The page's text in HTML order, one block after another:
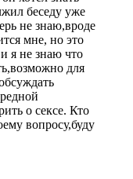
беседу уже
не знаю,вроде
мне, но это
я не знаю что
для
о сексе. Кто
вопросу,буду